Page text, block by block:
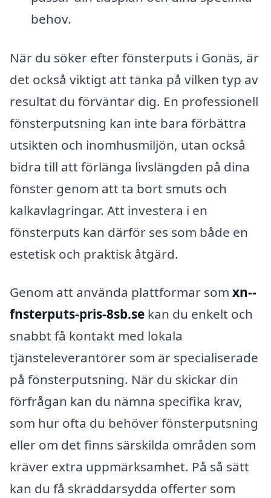
behov.
När du söker efter fönsterputs i Gonäs, är
det också viktigt att tänka på vilken typ av
resultat du förväntar dig. En professionell
fönsterputsning kan inte bara förbättra
utsikten och inomhusmiljön, utan också
bidra till att förlänga livslängden på dina
fönster genom att ta bort smuts och
kalkavlagringar. Att investera i en
fönsterputs kan därför ses som både en
estetisk och praktisk åtgärd.
Genom att använda plattformar som xn--
fnsterputs-pris-8sb.se kan du enkelt och
snabbt få kontakt med lokala
tjänsteleverantörer som är specialiserade
på fönsterputsning. När du skickar din
förfrågan kan du nämna specifika krav,
som hur ofta du behöver fönsterputsning
eller om det finns särskilda områden som
kräver extra uppmärksamhet. På så sätt
kan du få skräddarsydda offerter som